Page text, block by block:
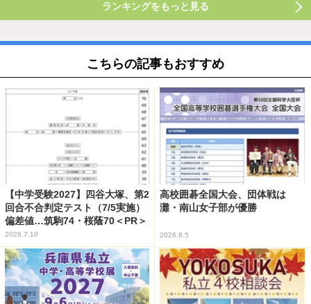
ランキングをもっと見る
こちらの記事もおすすめ
【中学受験2027】四谷大塚、第2
回合不合判定テスト（7/5実施）
偏差値…筑駒74・桜蔭70＜PR＞
2026.7.10
高校囲碁全国大会、団体戦は
灘・南山女子部が優勝
2026.8.5